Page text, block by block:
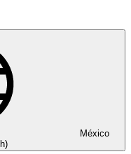
México